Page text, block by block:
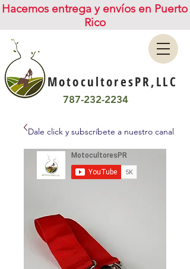
Hacemos entrega y envíos en Puerto
Rico
MotocultoresPR,LLC
787-232-2234
Dale click y subscríbete a nuestro canal